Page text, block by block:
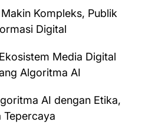
Kompleks, Publik
Digital
Media Digital
Algoritma AI
AI dengan Etika,
Tepercaya